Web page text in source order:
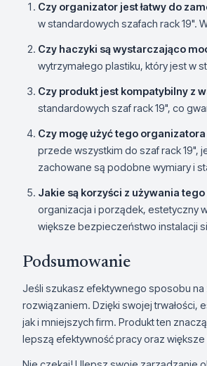
Czy organizator jest łatwy do
w standardowych szafach rack 19".
Czy haczyki są wystarczająco
wytrzymałego plastiku, który jest w
Czy produkt jest kompatybilny z
standardowych szaf rack 19", co
Czy mogę użyć tego
przede wszystkim do szaf rack 19",
zachowane są podobne wymiary i
Jakie są korzyści z używania
organizacja i porządek, estetyczny
większe bezpieczeństwo instalacji
Podsumowanie
Jeśli szukasz efektywnego sposobu
rozwiązaniem. Dzięki swojej trwałości,
jak i mniejszych firm. Produkt ten
lepszą efektywność pracy oraz